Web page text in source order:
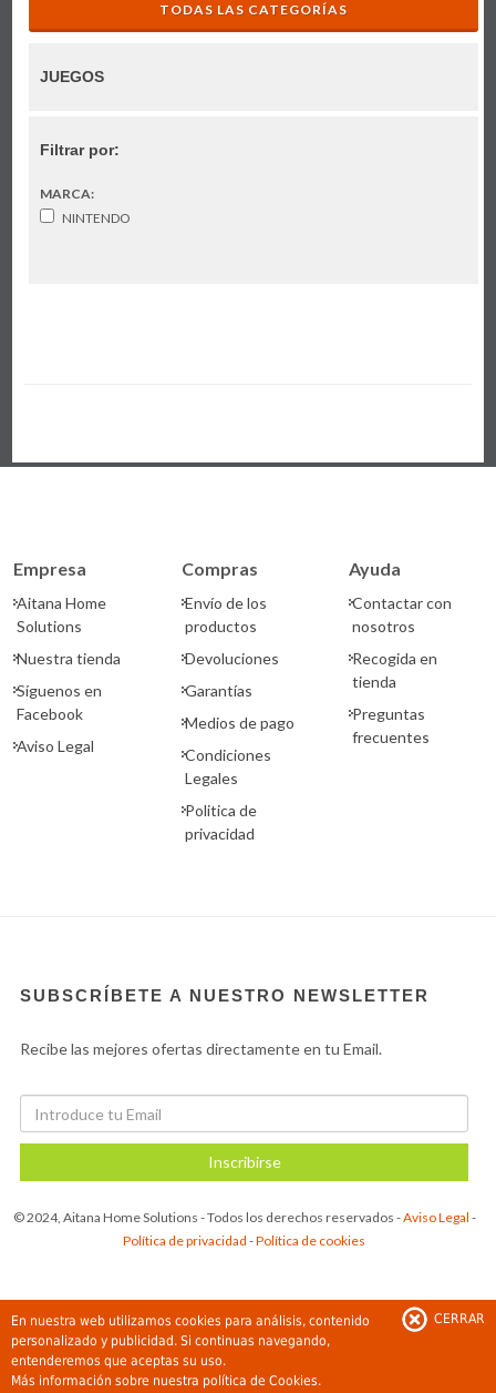
En nuestra web utilizamos cookies para análisis, contenido
personalizado y publicidad. Si continuas navegando,
entenderemos que aceptas su uso.
Más información sobre nuestra política de Cookies.
CERRAR
TODAS LAS CATEGORÍAS
JUEGOS
Filtrar por:
MARCA:
NINTENDO
Empresa
Aitana Home
Solutions
Nuestra tienda
Síguenos en
Facebook
Aviso Legal
Compras
Envío de los
productos
Devoluciones
Garantías
Medios de pago
Condiciones
Legales
Politica de
privacidad
Ayuda
Contactar con
nosotros
Recogida en
tienda
Preguntas
frecuentes
SUBSCRÍBETE A NUESTRO NEWSLETTER
Recibe las mejores ofertas directamente en tu Email.
Inscribirse
© 2024, Aitana Home Solutions - Todos los derechos reservados -Aviso Legal -
Política de privacidad -Política de cookies